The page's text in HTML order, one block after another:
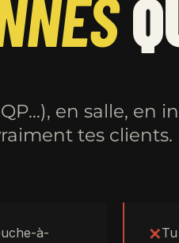
en salle,
tes
à-
✕